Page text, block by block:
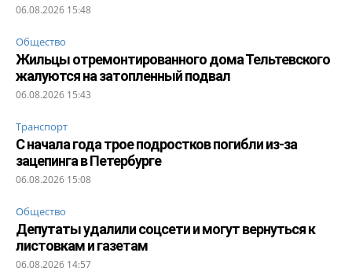
06.08.2026 15:48
Общество
Жильцы отремонтированного дома Тельтевского
жалуются на затопленный подвал
06.08.2026 15:43
Транспорт
С начала года трое подростков погибли из-за
зацепинга в Петербурге
06.08.2026 15:08
Общество
Депутаты удалили соцсети и могут вернуться к
листовкам и газетам
06.08.2026 14:57